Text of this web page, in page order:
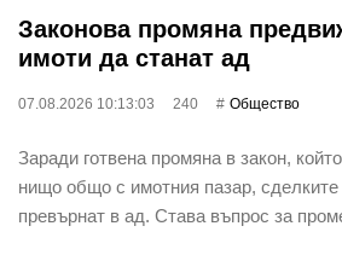
Законова промяна
имоти да станат ад
07.08.2026 10:13:03 240 Общество
Заради готвена промяна в закон,
нищо общо с имотния пазар,
превърнат в ад. Става въпрос за